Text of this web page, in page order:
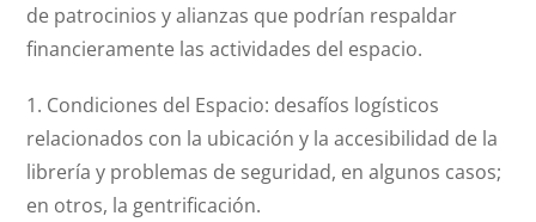
de patrocinios y alianzas que podrían respaldar
financieramente las actividades del espacio.
1. Condiciones del Espacio: desafíos logísticos
relacionados con la ubicación y la accesibilidad de la
librería y problemas de seguridad, en algunos casos;
en otros, la gentrificación.